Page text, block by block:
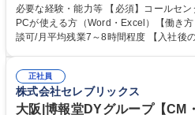
様相談室でのお仕事です。 日々お客様からいただくキリングループへのご
意見を、企業活動に活かしています。お
って対応、情報提供するとともにグルー
平均100件前後■メール・手紙：同上40件前後 募集職種 中野本社
相談室】お客様のお声をもとにより良い
必要な経験・能力等 【必須】コールセン
PCが使える方（Word・Excel）【働き
談可/月平均残業7～8時間程度 【入社後の研修】着任から1か月は電話対応
すのでご安心ください。 【当社について
う会社として、お客様との出会いを大切
を込めてコミュニケーションをとりなが
正社員
株式会社セレブリックス
大阪|博報堂DYグループ【CM